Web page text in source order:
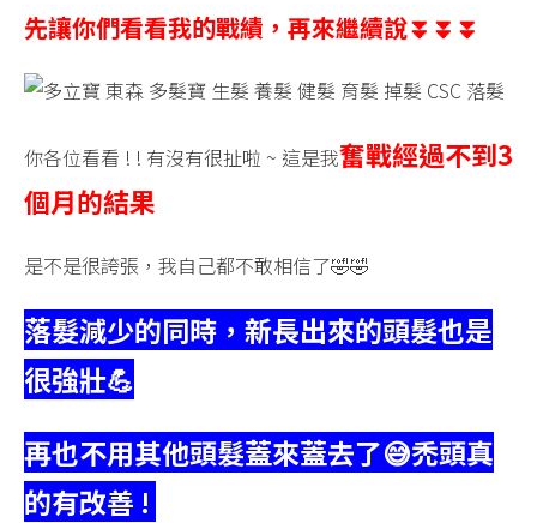
先讓你們看看我的戰績，再來繼續說⏬⏬⏬
你各位看看 ! ! 有沒有很扯啦 ~ 這是我奮戰經過不到3
個月的結果
是不是很誇張，我自己都不敢相信了🤣🤣
落髮減少的同時，新長出來的頭髮也是
很強壯💪
再也不用其他頭髮蓋來蓋去了😅禿頭真
的有改善 !